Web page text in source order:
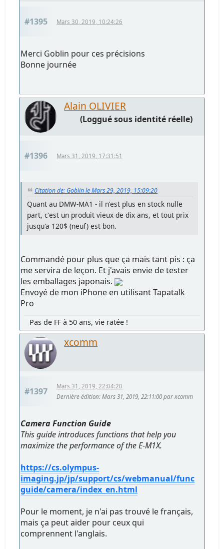
#1395 Mars 30, 2019, 10:24:26
Merci Goblin pour ces précisions
Bonne journée
Alain OLIVIER
(Loggué sous identité réelle)
#1396 Mars 31, 2019, 17:31:51
Citation de: Goblin le Mars 29, 2019, 15:09:20
Quant au DMW-MA1 - il n'est plus en stock nulle
part, c'est un produit vieux de dix ans, et tout prix
jusqu'a 120$ (neuf) est bon.
Commandé pour plus que ça mais tant pis : ça
me servira de leçon. Et j'avais envie de tester
les emballages japonais.
Envoyé de mon iPhone en utilisant Tapatalk
Pro
Pas de FF à 50 ans, vie ratée !
xcomm
#1397
Mars 31, 2019, 22:04:20
Dernière édition: Mars 31, 2019, 22:11:00 par xcomm
Camera Function Guide
This guide introduces functions that help you
maximize the performance of the E-M1X.
https://cs.olympus-
imaging.jp/jp/support/cs/webmanual/func
guide/camera/index_en.html
Pour le moment, je n'ai pas trouvé le français,
mais ça peut aider pour ceux qui
comprennent l'anglais.